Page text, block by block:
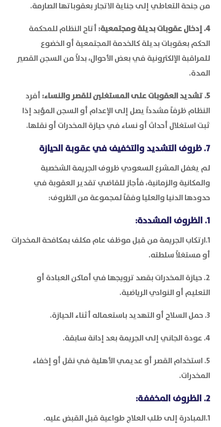
من جنحة التعاطي إلى جناية الاتجار بعقوباتها الصارمة.
4. إدخال عقوبات بديلة ومجتمعية:
أتاح النظام للمحكمة
الحكم بعقوبات بديلة كالخدمة المجتمعية أو الخضوع
للمراقبة الإلكترونية في بعض الأحوال، بدلاً من السجن القصير
المدة.
5. تشديد العقوبات على المستغلين للقصر والنساء:
أفرد
النظام ظرفاً مشدداً يصل إلى الإعدام أو السجن المؤبد إذا
ثبت استغلال أحداث أو نساء في حيازة المخدرات أو نقلها.
7. ظروف التشديد والتخفيف في عقوبة الحيازة
لم يغفل المشرع السعودي ظروف الجريمة الشخصية
والمكانية والزمانية، فأجاز للقاضي تقدير العقوبة في
حدودها الدنيا والعليا وفقاً لمجموعة من الظروف:
1. الظروف المشددة:
1.ارتكاب الجريمة من قبل موظف عام مكلف بمكافحة المخدرات
أو مستغلاً سلطته.
2. حيازة المخدرات بقصد ترويجها في أماكن العبادة أو
التعليم أو النوادي الرياضية.
3. حمل السلاح أو التهديد باستعماله أثناء الحيازة.
4. عودة الجاني إلى الجريمة بعد إدانة سابقة.
5. استخدام القصر أو عديمي الأهلية في نقل أو إخفاء
المخدرات.
2. الظروف المخففة:
1.المبادرة إلى طلب العلاج طواعية قبل القبض عليه.